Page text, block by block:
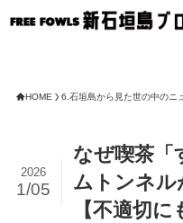
HOME 6.石垣島から見た世の中のニ
なぜ喫茶「
ムトンネル
【不適切
2026
1/05